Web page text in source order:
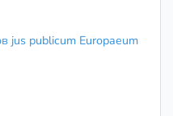
jus publicum Europaeum